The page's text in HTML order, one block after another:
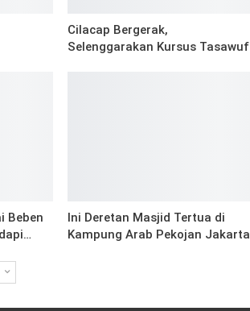
Cilacap Bergerak,
Selenggarakan Kursus Tasawuf
Beben
Ini Deretan Masjid Tertua di
Kampung Arab Pekojan Jakarta